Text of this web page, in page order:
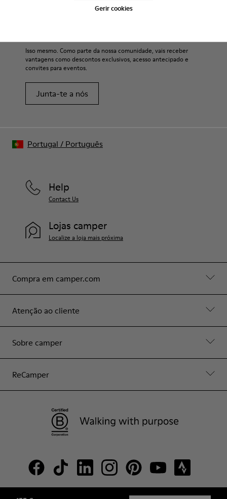
Gerir cookies
produtos de cuidados do calçado corretos, vais protegê-los e
Para instruções detalhadas sobre como cuidar do teu par,
visita o nossoGuia de Cuidados para Sapatos.
Isso mesmo. Como parte da nossa comunidade, vais receber
vantagens como descontos exclusivos, acesso antecipado e
convites para eventos.
Junta-te a nós
Compra em camper.com
Atenção ao cliente
Sobre camper
ReCamper
Help
Contact Us
Lojas camper
Localize a loja mais próxima
Portugal / Português